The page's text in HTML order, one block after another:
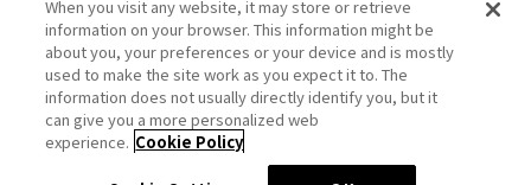
このホームページに掲載されている著作物の無断利用を禁じます。
© Aniplex Inc. All rights reserved.
When you visit any website, it may store or retrieve
information on your browser. This information might be
about you, your preferences or your device and is mostly
used to make the site work as you expect it to. The
information does not usually directly identify you, but it
can give you a more personalized web
experience. Cookie Policy